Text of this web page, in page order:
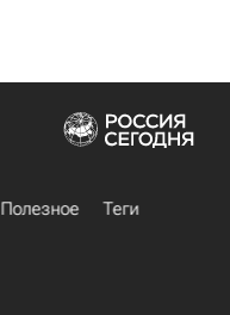
Полезное
Теги